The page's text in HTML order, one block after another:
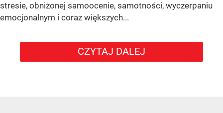
stresie, obniżonej samoocenie, samotności, wyczerpaniu
emocjonalnym i coraz większych...
CZYTAJ DALEJ